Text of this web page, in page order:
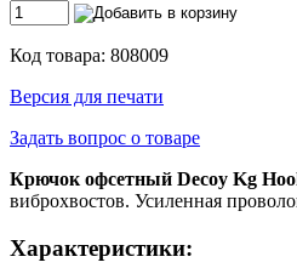
Код товара: 808009
Версия для печати
Задать вопрос о товаре
Крючок офсетный Decoy Kg
виброхвостов. Усиленная
Характеристики: